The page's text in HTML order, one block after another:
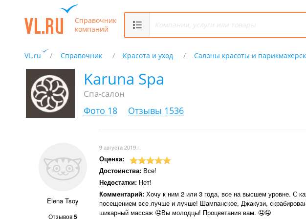
Справочник
компаний
VL.ru Справочник Красота и уход Салоны красоты и
Karuna Spa
Спа-салон
Фото 18 Отзывы 1536
Elena Tsoy
Отзывов5
9 августа 2019 г.
Оценка:
Достоинства: Все!
Недостатки: Нет!
Комментарий: Хочу к ним 2 или 3 года, все на высшем уровне. С
посещением все лучше и лучше! Шампанское, Джакузи,
шикарный массаж 🤤Вы молодцы! Процветания вам. 🤤🤤